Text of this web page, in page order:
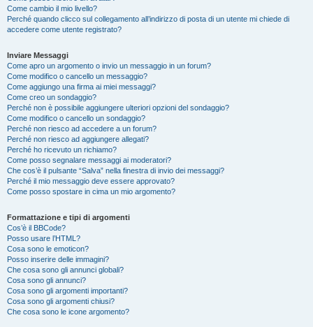
Come cambio il mio livello?
Perché quando clicco sul collegamento all’indirizzo di posta di un utente mi chiede di
accedere come utente registrato?
Inviare Messaggi
Come apro un argomento o invio un messaggio in un forum?
Come modifico o cancello un messaggio?
Come aggiungo una firma ai miei messaggi?
Come creo un sondaggio?
Perché non è possibile aggiungere ulteriori opzioni del sondaggio?
Come modifico o cancello un sondaggio?
Perché non riesco ad accedere a un forum?
Perché non riesco ad aggiungere allegati?
Perché ho ricevuto un richiamo?
Come posso segnalare messaggi ai moderatori?
Che cos’è il pulsante “Salva” nella finestra di invio dei messaggi?
Perché il mio messaggio deve essere approvato?
Come posso spostare in cima un mio argomento?
Formattazione e tipi di argomenti
Cos’è il BBCode?
Posso usare l’HTML?
Cosa sono le emoticon?
Posso inserire delle immagini?
Che cosa sono gli annunci globali?
Cosa sono gli annunci?
Cosa sono gli argomenti importanti?
Cosa sono gli argomenti chiusi?
Che cosa sono le icone argomento?